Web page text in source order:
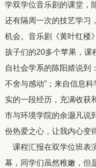
学双学位音乐剧的课堂，
还有隔周一次的技艺学习
机会。音乐剧《黄叶红楼
孩子们的20多个苹果，课
自社会学系的陈阳婧说到
不舍与感动”；来自信息
实的一段经历，充满收获
市与环境学院的余灏凡说
份热爱之心，让我内心变
课程汇报在双学位班表
幕，同学们虽然稚嫩，但